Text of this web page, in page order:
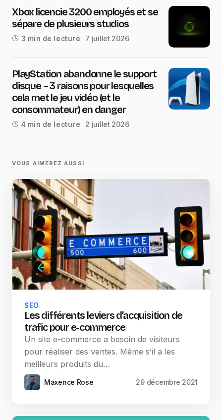
Xbox licencie 3200 employés et se
sépare de plusieurs studios
3 min de lecture 7 juillet 2026
PlayStation abandonne le support
disque – 3 raisons pour lesquelles
cela met le jeu vidéo (et le
consommateur) en danger
4 min de lecture 2 juillet 2026
VOUS AIMEREZ AUSSI
SEO
Les différents leviers d’acquisition de
trafic pour e-commerce
Un site e-commerce a besoin de visiteurs
pour réaliser des ventes. Même s’il a les
meilleurs produits du…
Maxence Rose 29 décembre 2021